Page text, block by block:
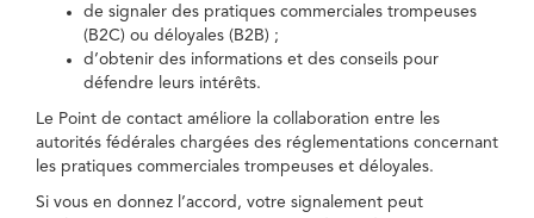
de signaler des pratiques commerciales trompeuses
(B2C) ou déloyales (B2B) ;
d’obtenir des informations et des conseils pour
défendre leurs intérêts.
Le Point de contact améliore la collaboration entre les
autorités fédérales chargées des réglementations concernant
les pratiques commerciales trompeuses et déloyales.
Si vous en donnez l’accord, votre signalement peut